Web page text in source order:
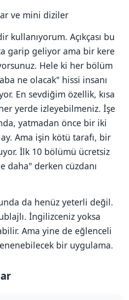
ve mini diziler
kullanıyorum. Açıkçası bu
garip geliyor ama bir kere
Hele ki her bölüm
ne olacak" hissi insanı
En sevdiğim özellik, kısa
yerde izleyebilmeniz. İşe
yatmadan önce bir iki
Ama işin kötü tarafı, bir
İlk 10 bölümü ücretsiz
daha" derken cüzdanı
da henüz yeterli değil.
İngilizceniz yoksa
Ama yine de eğlenceli
bir uygulama.